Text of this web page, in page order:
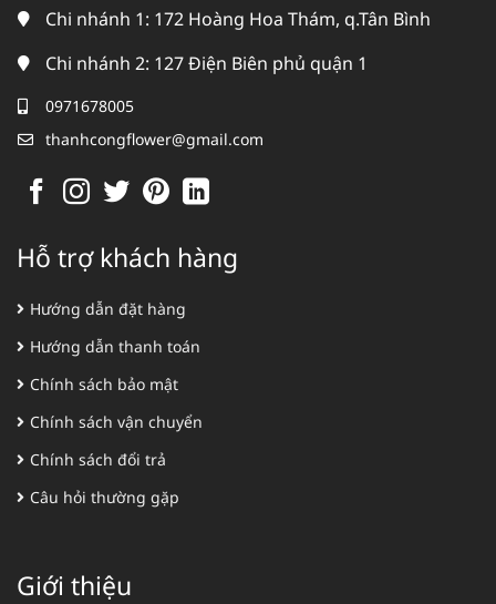
Chi nhánh 1: 172 Hoàng Hoa Thám, q.Tân Bình
Chi nhánh 2: 127 Điện Biên phủ quận 1
0971678005
thanhcongflower@gmail.com
Hỗ trợ khách hàng
Hướng dẫn đặt hàng
Hướng dẫn thanh toán
Chính sách bảo mật
Chính sách vận chuyển
Chính sách đổi trả
Câu hỏi thường gặp
Giới thiệu